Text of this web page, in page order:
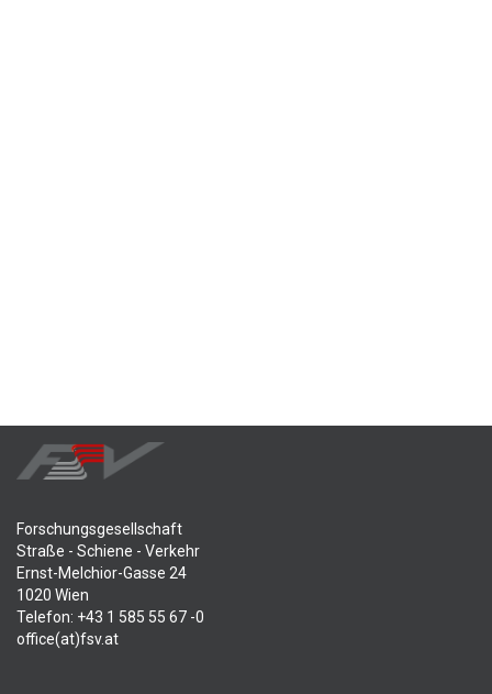
Forschungsgesellschaft
Straße - Schiene - Verkehr
Ernst-Melchior-Gasse 24
1020 Wien
Telefon: +43 1 585 55 67 -0
office(at)fsv.at